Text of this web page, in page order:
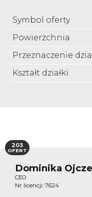
Symbol oferty
Powierzchnia
Przeznaczenie
Kształt działki
Dominika
CEO
Nr licencji: 7624
203
OFERT